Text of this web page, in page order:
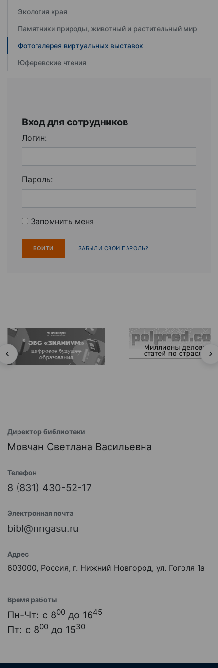
Экология края
Памятники природы, животный и растительный мир
Фотогалерея виртуальных выставок
Юферевские чтения
Вход для сотрудников
Логин:
Пароль:
Запомнить меня
ЗАБЫЛИ СВОЙ ПАРОЛЬ?
Директор библиотеки
Мовчан Светлана Васильевна
Телефон
8 (831) 430-52-17
Электронная почта
bibl@nngasu.ru
Адрес
603000, Россия, г. Нижний Новгород, ул. Гоголя 1а
Время работы
Пн-Чт: с 800 до 1645
Пт: с 800 до 1530